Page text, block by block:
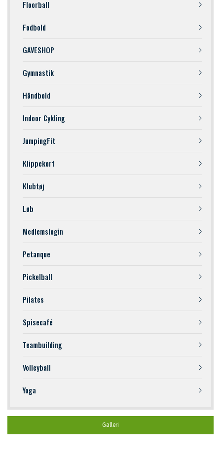
Floorball
Fodbold
GAVESHOP
Gymnastik
Håndbold
Indoor Cykling
JumpingFit
Klippekort
Klubtøj
Løb
Medlemslogin
Petanque
Pickelball
Pilates
Spisecafé
Teambuilding
Volleyball
Yoga
Galleri